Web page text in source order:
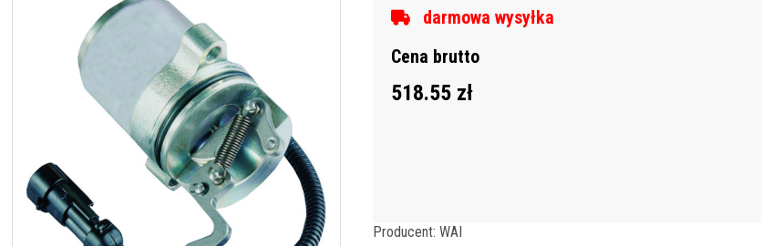
darmowa wysyłka
Cena brutto
518.55 zł
Producent: WAI